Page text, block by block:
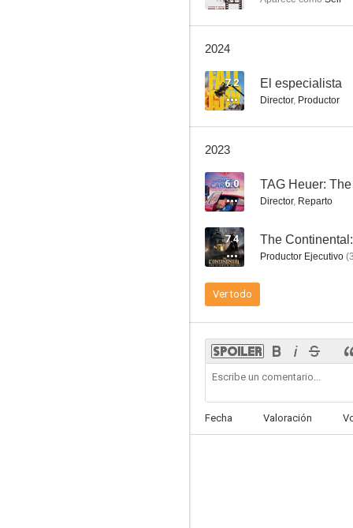
7.5
2024
7.2 El especialista
Director, Productor
2023
6.0 TAG Heuer:
Director, Reparto
7.4
Productor Ejecutivo (
Ver todo
Fecha Valoración